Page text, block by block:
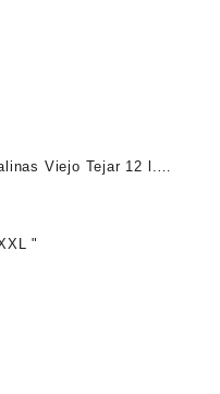
Viejo Tejar 12 l.
"